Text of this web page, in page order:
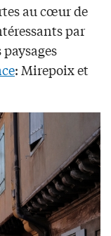
au cœur de
par
: Mirepoix et